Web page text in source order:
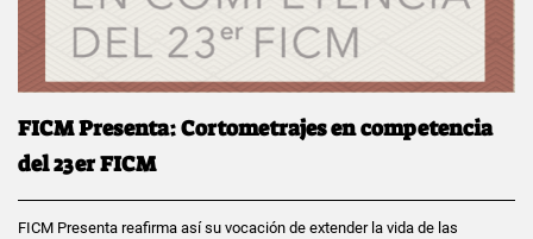
FICM Presenta: Cortometrajes en competencia
del 23er FICM
FICM Presenta reafirma así su vocación de extender la vida de las